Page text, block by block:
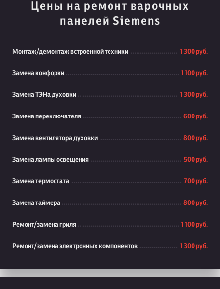
Цены на ремонт варочных
панелей Siemens
Монтаж/демонтаж встроенной техники 1 300 руб.
Замена конфорки 1 100 руб.
Замена ТЭНа духовки 1 300 руб.
Замена переключателя 600 руб.
Замена вентилятора духовки 800 руб.
Замена лампы освещения 500 руб.
Замена термостата 700 руб.
Замена таймера 800 руб.
Ремонт/замена гриля 1 100 руб.
Ремонт/замена электронных компонентов 1 300 руб.